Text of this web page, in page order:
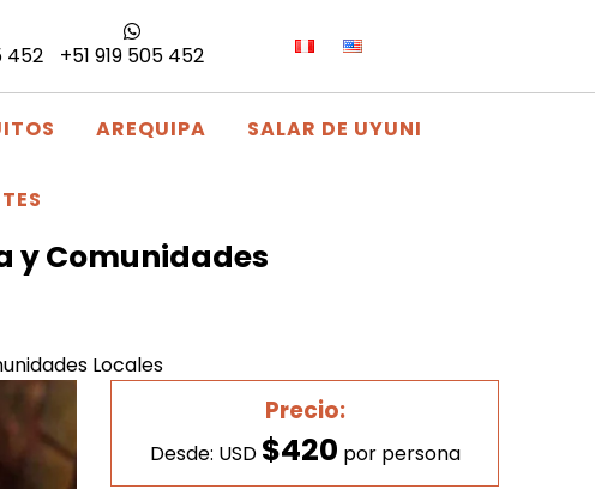
452 +51 919 505 452
AREQUIPA SALAR DE UYUNI
y Comunidades
Locales
Precio:
Desde: USD $420 por persona